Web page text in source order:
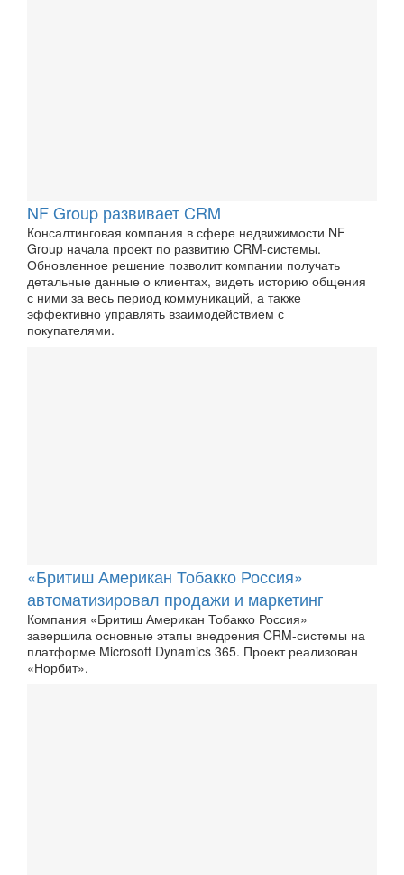
NF Group развивает CRM
Консалтинговая компания в сфере недвижимости NF
Group начала проект по развитию CRM-системы.
Обновленное решение позволит компании получать
детальные данные о клиентах, видеть историю общения
с ними за весь период коммуникаций, а также
эффективно управлять взаимодействием с
покупателями.
«Бритиш Американ Тобакко Россия»
автоматизировал продажи и маркетинг
Компания «Бритиш Американ Тобакко Россия»
завершила основные этапы внедрения CRM-системы на
платформе Microsoft Dynamics 365. Проект реализован
«Норбит».